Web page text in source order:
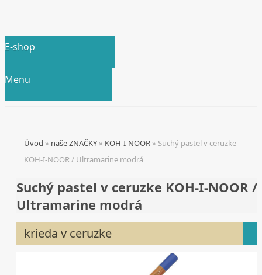
E-shop
Menu
Úvod » naše ZNAČKY » KOH-I-NOOR » Suchý pastel v ceruzke
KOH-I-NOOR / Ultramarine modrá
Suchý pastel v ceruzke KOH-I-NOOR /
Ultramarine modrá
krieda v ceruzke